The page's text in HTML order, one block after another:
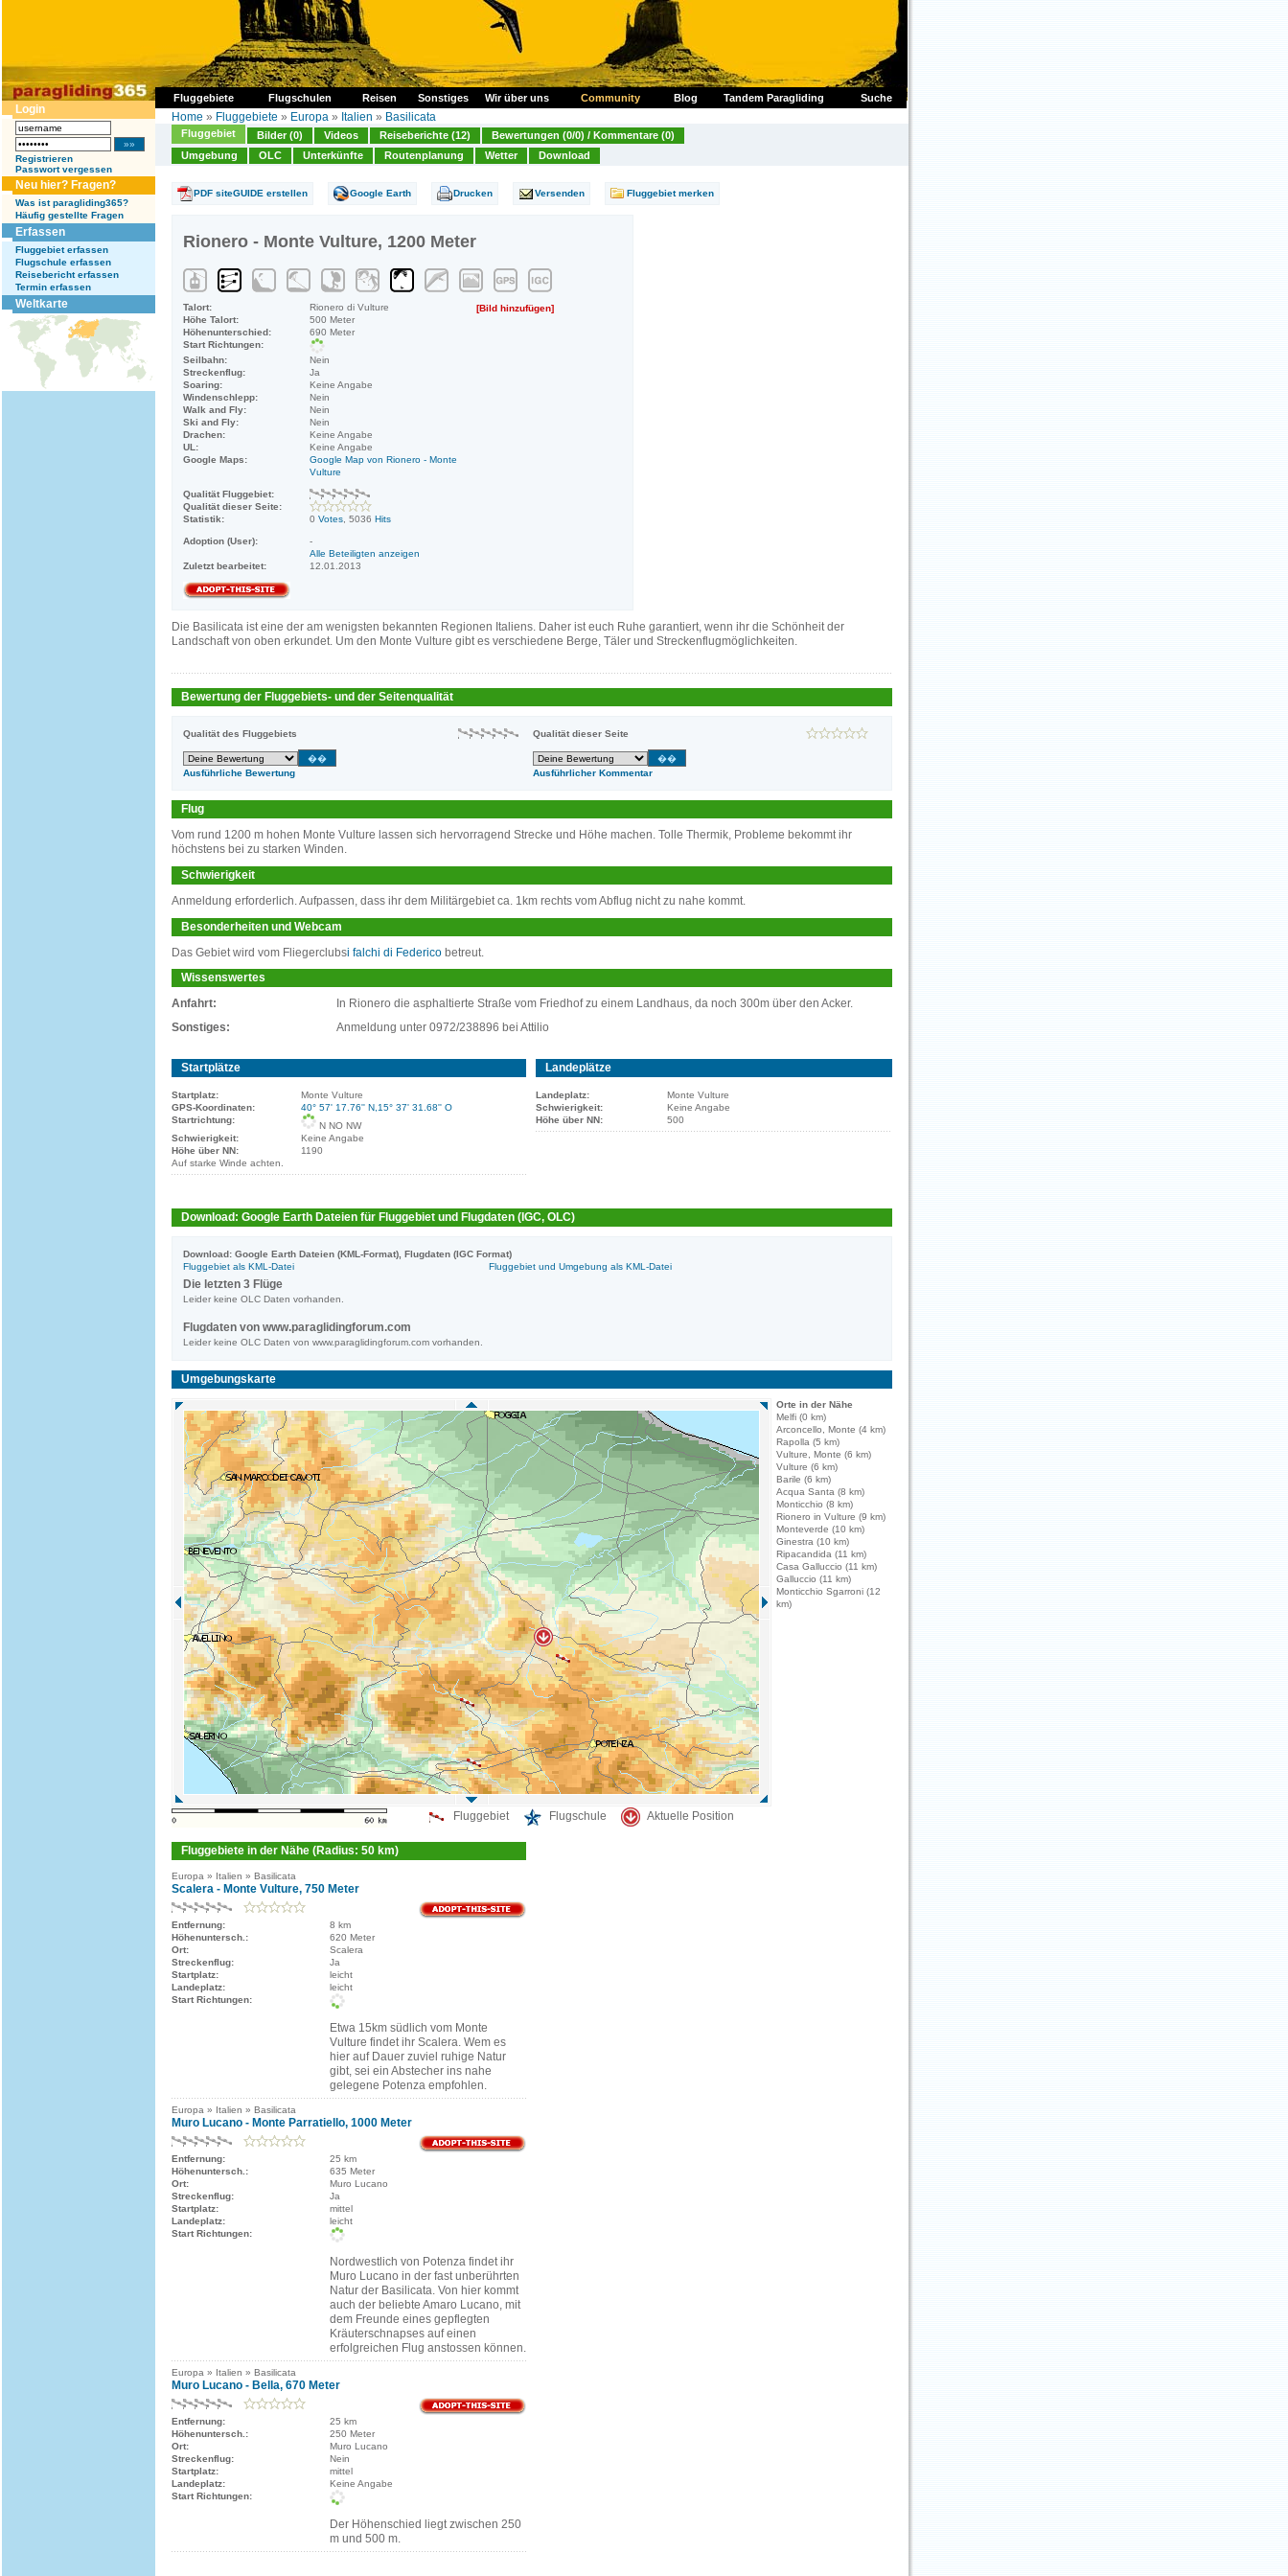
Fluggebiete Flugschulen Reisen Sonstiges Wir über uns Suche
Community Blog Tandem Paragliding
Login
Registrieren
Passwort vergessen
Neu hier? Fragen?
Was ist paragliding365?
Häufig gestellte Fragen
Erfassen
Fluggebiet erfassen
Flugschule erfassen
Reisebericht erfassen
Termin erfassen
Weltkarte
Home » Fluggebiete » Europa » Italien » Basilicata
Fluggebiet Bilder (0) Videos Reiseberichte (12)
Bewertungen (0/0) / Kommentare (0)
Umgebung
OLC Unterkünfte Routenplanung Wetter Download
PDF siteGUIDE erstellen Google Earth Drucken Versenden Fluggebiet merken
Rionero - Monte Vulture, 1200 Meter
Talort:
Rionero di Vulture
Höhe Talort:
500 Meter
Höhenunterschied:
690 Meter
Start Richtungen:
Seilbahn:
Nein
Streckenflug:
Ja
Soaring:
Keine Angabe
Windenschlepp:
Nein
Walk and Fly:
Nein
Ski and Fly:
Nein
Drachen:
Keine Angabe
UL:
Keine Angabe
Google Maps:
Google Map von Rionero - Monte
Vulture
Qualität Fluggebiet:
Qualität dieser Seite:
Statistik:
0 Votes , 5036 Hits
Adoption (User):
-
Alle Beteiligten anzeigen
Zuletzt bearbeitet:
12.01.2013
[Bild hinzufügen]
Die Basilicata ist eine der am wenigsten bekannten Regionen Italiens. Daher ist euch Ruhe garantiert, wenn ihr die Schönheit der
Landschaft von oben erkundet. Um den Monte Vulture gibt es verschiedene Berge, Täler und Streckenflugmöglichkeiten.
Bewertung der Fluggebiets- und der Seitenqualität
Qualität des Fluggebiets Qualität dieser Seite
Ausführliche Bewertung Ausführlicher Kommentar
Flug
Vom rund 1200 m hohen Monte Vulture lassen sich hervorragend Strecke und Höhe machen. Tolle Thermik, Probleme bekommt ihr
höchstens bei zu starken Winden.
Schwierigkeit
Anmeldung erforderlich. Aufpassen, dass ihr dem Militärgebiet ca. 1km rechts vom Abflug nicht zu nahe kommt.
Besonderheiten und Webcam
Das Gebiet wird vom Fliegerclubsi falchi di Federico betreut.
Wissenswertes
Anfahrt:
In Rionero die asphaltierte Straße vom Friedhof zu einem Landhaus, da noch 300m über den Acker.
Sonstiges:
Anmeldung unter 0972/238896 bei Attilio
Startplätze
Startplatz:
Monte Vulture
GPS-Koordinaten:
40° 57' 17.76'' N,15° 37' 31.68'' O
Startrichtung:
N NO NW
Schwierigkeit:
Keine Angabe
Höhe über NN:
1190
Auf starke Winde achten.
Landeplätze
Landeplatz:
Monte Vulture
Schwierigkeit:
Keine Angabe
Höhe über NN:
500
Download: Google Earth Dateien für Fluggebiet und Flugdaten (IGC, OLC)
Download: Google Earth Dateien (KML-Format), Flugdaten (IGC Format)
Fluggebiet als KML-Datei
Fluggebiet und Umgebung als KML-Datei
Die letzten 3 Flüge
Leider keine OLC Daten vorhanden.
Flugdaten von www.paraglidingforum.com
Leider keine OLC Daten von www.paraglidingforum.com vorhanden.
Umgebungskarte
Fluggebiet Flugschule Aktuelle Position
Orte in der Nähe
Melfi (0 km)
Arconcello, Monte (4 km)
Rapolla (5 km)
Vulture, Monte (6 km)
Vulture (6 km)
Barile (6 km)
Acqua Santa (8 km)
Monticchio (8 km)
Rionero in Vulture (9 km)
Monteverde (10 km)
Ginestra (10 km)
Ripacandida (11 km)
Casa Galluccio (11 km)
Galluccio (11 km)
Monticchio Sgarroni (12
km)
Fluggebiete in der Nähe (Radius: 50 km)
Europa » Italien » Basilicata
Scalera - Monte Vulture, 750 Meter
Entfernung:
8 km
Höhenuntersch.:
620 Meter
Ort:
Scalera
Streckenflug:
Ja
Startplatz:
leicht
Landeplatz:
leicht
Start Richtungen:
Etwa 15km südlich vom Monte
Vulture findet ihr Scalera. Wem es
hier auf Dauer zuviel ruhige Natur
gibt, sei ein Abstecher ins nahe
gelegene Potenza empfohlen.
Europa » Italien » Basilicata
Muro Lucano - Monte Parratiello, 1000 Meter
Entfernung:
25 km
Höhenuntersch.:
635 Meter
Ort:
Muro Lucano
Streckenflug:
Ja
Startplatz:
mittel
Landeplatz:
leicht
Start Richtungen:
Nordwestlich von Potenza findet ihr
Muro Lucano in der fast unberührten
Natur der Basilicata. Von hier kommt
auch der beliebte Amaro Lucano, mit
dem Freunde eines gepflegten
Kräuterschnapses auf einen
erfolgreichen Flug anstossen können.
Europa » Italien » Basilicata
Muro Lucano - Bella, 670 Meter
Entfernung:
25 km
Höhenuntersch.:
250 Meter
Ort:
Muro Lucano
Streckenflug:
Nein
Startplatz:
mittel
Landeplatz:
Keine Angabe
Start Richtungen:
Der Höhenschied liegt zwischen 250
m und 500 m.